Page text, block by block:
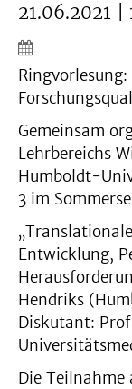
21.06.2021
Ringvorlesung:
Gemeinsam
Lehrbereichs
Humboldt-
3 im
Entwicklung,
Hendriks
Diskutant:
Die